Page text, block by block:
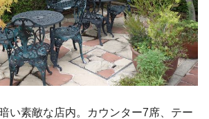
い素敵な店内。カウンター7席、テー